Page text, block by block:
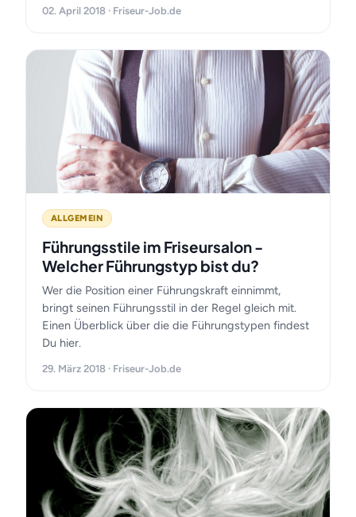
02. April 2018 · Friseur-Job.de
ALLGEMEIN
Führungsstile im Friseursalon -
Welcher Führungstyp bist du?
Wer die Position einer Führungskraft einnimmt,
bringt seinen Führungsstil in der Regel gleich mit.
Einen Überblick über die die Führungstypen findest
Du hier.
29. März 2018 · Friseur-Job.de